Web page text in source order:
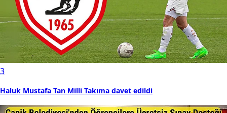
3
Haluk Mustafa Tan Milli Takıma davet edildi